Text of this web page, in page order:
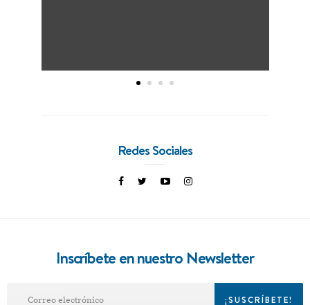
Redes Sociales
Inscríbete en nuestro Newsletter